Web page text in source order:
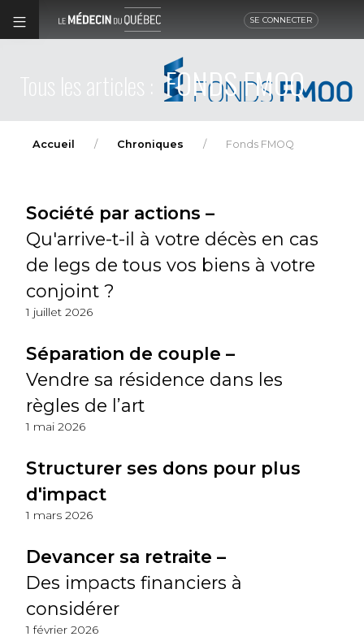
SE CONNECTER
Tous les articles : FONDS FMOQ
Accueil Chroniques Fonds FMOQ
Société par actions –
Qu'arrive-t-il à votre décès en cas
de legs de tous vos biens à votre
conjoint ?
1 juillet 2026
Séparation de couple –
Vendre sa résidence dans les
règles de l’art
1 mai 2026
Structurer ses dons pour plus
d'impact
1 mars 2026
Devancer sa retraite –
Des impacts financiers à
considérer
1 février 2026